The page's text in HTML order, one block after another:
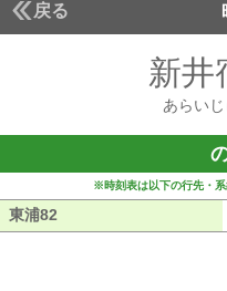
戻る
新井
あらい
※時刻表は以下の行先・
東浦82